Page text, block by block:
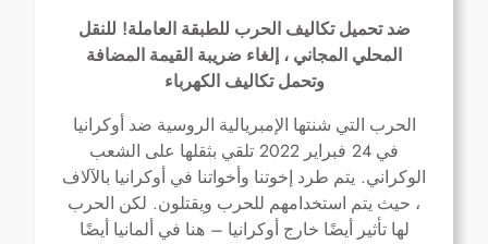
ضد تحميل تكاليف الحرب للطبقة العاملة! للنقل
المحلي المجاني ، إلغاء ضريبة القيمة المضافة
وتحمل تكاليف الكهرباء
الحرب التي شنتها الإمبريالية الروسية ضد أوكرانيا
في 24 فبراير 2022 تلقي بثقلها على الشعب
الوكراني. يتم طرد إخوتنا وأخواتنا في أوكرانيا بالآلاف
، حيث يتم استخدامهم للحرب ويقتلون. لكن الحرب
لها تأثير أيضًا خارج أوكرانيا –هنا في ألمانيا أيضًا